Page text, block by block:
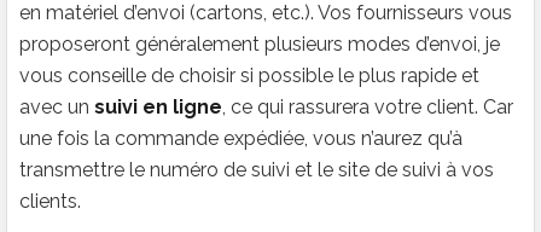
en matériel d’envoi (cartons, etc.). Vos fournisseurs vous
proposeront généralement plusieurs modes d’envoi, je
vous conseille de choisir si possible le plus rapide et
avec un suivi en ligne, ce qui rassurera votre client. Car
une fois la commande expédiée, vous n’aurez qu’à
transmettre le numéro de suivi et le site de suivi à vos
clients.